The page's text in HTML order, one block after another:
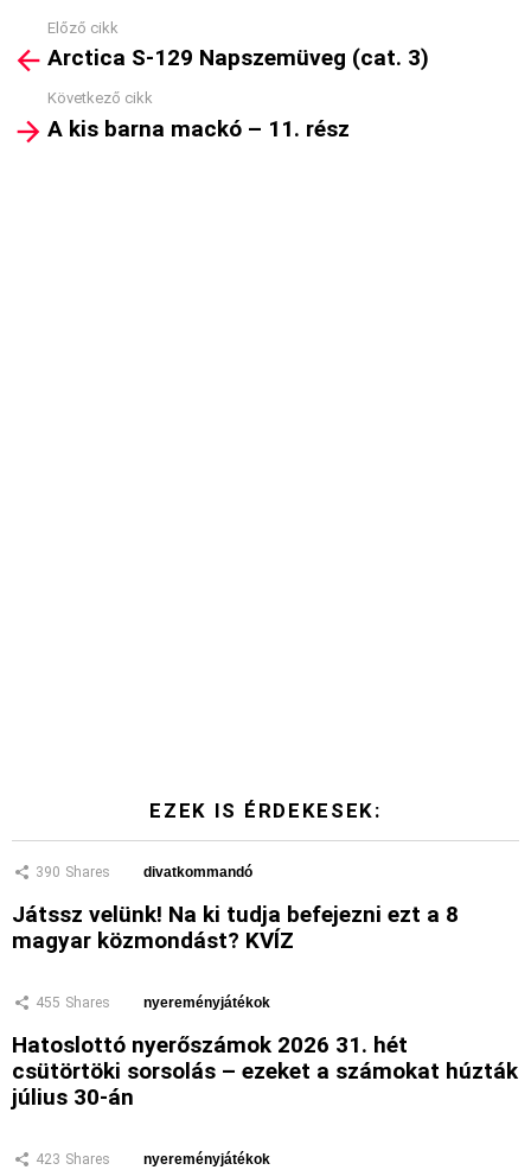
more
Előző cikk
Arctica S-129 Napszemüveg (cat. 3)
Következő cikk
A kis barna mackó – 11. rész
EZEK IS ÉRDEKESEK:
390 Shares divatkommandó
Játssz velünk! Na ki tudja befejezni ezt a 8
magyar közmondást? KVÍZ
455 Shares nyereményjátékok
Hatoslottó nyerőszámok 2026 31. hét
csütörtöki sorsolás – ezeket a számokat húzták
július 30-án
423 Shares nyereményjátékok